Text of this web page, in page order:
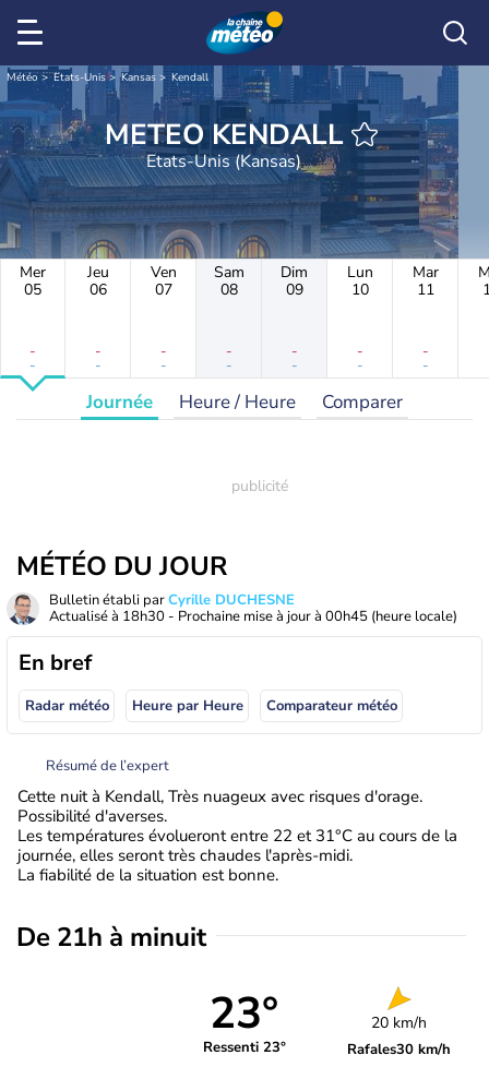
Météo Etats-Unis Kansas Kendall
METEO KENDALL
Etats-Unis (Kansas)
Mer
05
-
-
Jeu
06
-
-
Ven
07
-
-
Sam
08
-
-
Dim
09
-
-
Lun
10
-
-
Mar
11
-
-
Journée Heure / Heure Comparer
MÉTÉO DU JOUR
Bulletin établi parCyrille DUCHESNE
Actualisé à 18h30 - Prochaine mise à jour à 00h45 (heure locale)
En bref
Radar météo Heure par Heure Comparateur météo
Résumé de l’expert
Cette nuit à Kendall, Très nuageux avec risques d'orage.
Possibilité d'averses.
Les températures évolueront entre 22 et 31°C au cours de la
journée, elles seront très chaudes l'après-midi.
La fiabilité de la situation est bonne.
De 21h à minuit
23°
Ressenti 23°
20 km/h
Rafales30 km/h